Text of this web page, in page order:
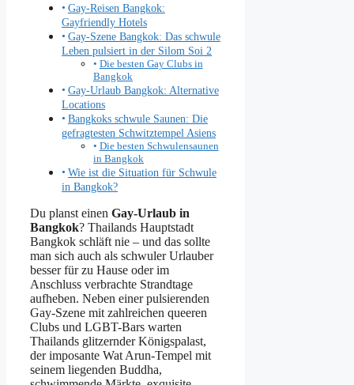
Gay-Reisen Bangkok:
Gayfriendly Hotels
Gay-Szene Bangkok: Das schwule
Leben pulsiert in der Silom Soi 2
Die besten Gay Clubs in
Bangkok
Gay-Urlaub Bangkok: Alternative
Locations
Bangkoks schwule Saunen: Die
gefragtesten Schwitztempel Asiens
Die besten Schwulensaunen
in Bangkok
Wie ist die Situation für Schwule
in Bangkok?
Du planst einen Gay-Urlaub in
Bangkok? Thailands Hauptstadt
Bangkok schläft nie – und das sollte
man sich auch als schwuler Urlauber
besser für zu Hause oder im
Anschluss verbrachte Strandtage
aufheben. Neben einer pulsierenden
Gay-Szene mit zahlreichen queeren
Clubs und LGBT-Bars warten
Thailands glitzernder Königspalast,
der imposante Wat Arun-Tempel mit
seinem liegenden Buddha,